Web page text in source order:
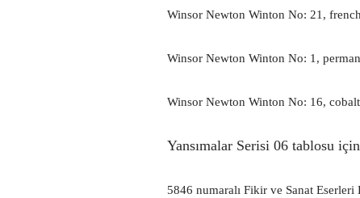
Winsor Newton Winton No: 21,
Winsor Newton Winton No: 1,
Winsor Newton Winton No: 16,
Yansımalar Serisi 06 tablosu
5846 numaralı Fikir ve Sanat